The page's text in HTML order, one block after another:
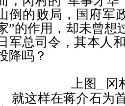
倒的败局，国府军
”的作用，却未曾想
军总司令，其本人
降吗？
上图
冈
就这样在蒋介石为